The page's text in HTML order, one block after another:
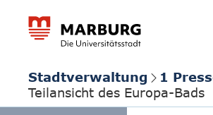
Stadtverwaltung 1
Teilansicht des Europa-Bads